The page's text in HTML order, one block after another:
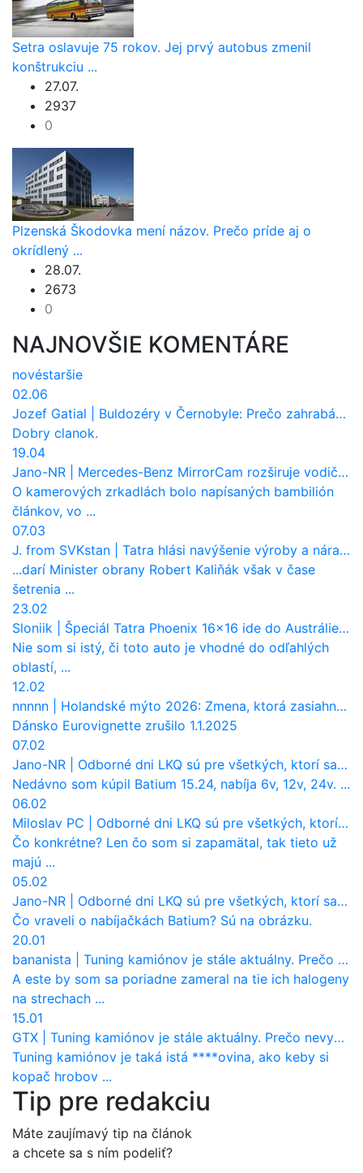
Setra oslavuje 75 rokov. Jej prvý autobus zmenil
konštrukciu ...
27.07.
2937
0
Plzenská Škodovka mení názov. Prečo príde aj o
okrídlený ...
28.07.
2673
0
NAJNOVŠIE KOMENTÁRE
novéstaršie
02.06
Jozef Gatial
Buldozéry v Černobyle: Prečo zahrabávali Červený les pod zem?
Dobry clanok.
19.04
Jano-NR
Mercedes-Benz MirrorCam rozširuje vodičovi výhľad a uberá autobusom odpor vzduchu
O kamerových zrkadlách bolo napísaných bambilión
článkov, vo ...
07.03
J. from SVKstan
Tatra hlási navýšenie výroby a nárast tržieb. Ktorí odberatelia sú kľúčoví?
...darí Minister obrany Robert Kaliňák však v čase
šetrenia ...
23.02
Sloniik
Špeciál Tatra Phoenix 16×16 ide do Austrálie. Na čo bude slúžiť?
Nie som si istý, či toto auto je vhodné do odľahlých
oblastí, ...
12.02
nnnnn
Holandské mýto 2026: Zmena, ktorá zasiahne slovenských dopravcov
Dánsko Eurovignette zrušilo 1.1.2025
07.02
Jano-NR
Odborné dni LKQ sú pre všetkých, ktorí sa chcú dozvedieť niečo viac
Nedávno som kúpil Batium 15.24, nabíja 6v, 12v, 24v. ...
06.02
Miloslav PC
Odborné dni LKQ sú pre všetkých, ktorí sa chcú dozvedieť niečo viac
Čo konkrétne? Len čo som si zapamätal, tak tieto už
majú ...
05.02
Jano-NR
Odborné dni LKQ sú pre všetkých, ktorí sa chcú dozvedieť niečo viac
Čo vraveli o nabíjačkách Batium? Sú na obrázku.
20.01
bananista
Tuning kamiónov je stále aktuálny. Prečo nevyhynul ako pri osobákoch?
A este by som sa poriadne zameral na tie ich halogeny
na strechach ...
15.01
GTX
Tuning kamiónov je stále aktuálny. Prečo nevyhynul ako pri osobákoch?
Tuning kamiónov je taká istá ****ovina, ako keby si
kopač hrobov ...
Tip pre redakciu
Máte zaujímavý tip na článok
a chcete sa s ním podeliť?